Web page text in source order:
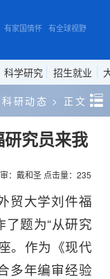
FOREIGN STUDIES, ANHUI
有家国情怀 有全球视野 有专
科学研究 招生就业
科研动态 > 正文
究员来我
：戴和圣 点击量： 235
贸大学刘件福
题为“从研究
。作为《现代
多年编审经验